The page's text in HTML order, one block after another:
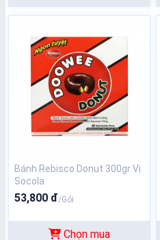
Bánh Rebisco Donut 300gr Vị
Socola
53,800 đ/Gói
Chọn mua